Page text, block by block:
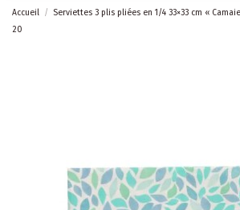
Accueil
Serviettes 3 plis pliées en 1/4 33×33 cm «
20